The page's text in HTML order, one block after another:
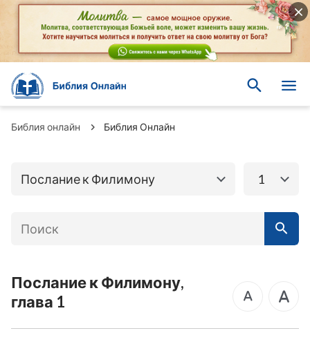
Библия онлайн Библия Онлайн
Послание к Филимону
Книги Ветхого
завета
Евангелие от
Послание к Галатам
Послание к
1
Послание к Филимону,
глава 1